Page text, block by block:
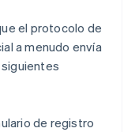
el protocolo de
a menudo envía
de registro